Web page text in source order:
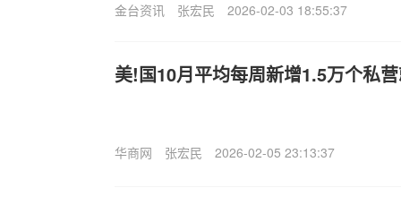
金台资讯 张宏民 2026-02-03 18:55:37
美!国10月平均每周新增1.5万个私
华商网 张宏民 2026-02-05 23:13:37